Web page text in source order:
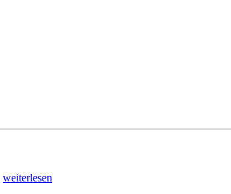
weiterlesen